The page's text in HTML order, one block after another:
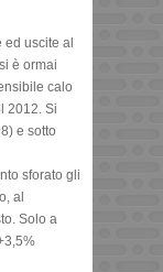
ed uscite al
è ormai
calo
2012. Si
e sotto
sforato gli
al
Solo a